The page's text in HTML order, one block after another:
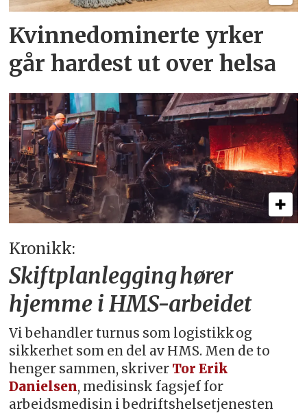
Kvinnedominerte yrker
går hardest ut over helsa
Kronikk:
Skiftplanlegging hører
hjemme i HMS-arbeidet
Vi behandler turnus som logistikk og
sikkerhet som en del av HMS. Men de to
henger sammen, skriver Tor Erik
Danielsen, medisinsk fagsjef for
arbeidsmedisin i bedriftshelsetjenesten